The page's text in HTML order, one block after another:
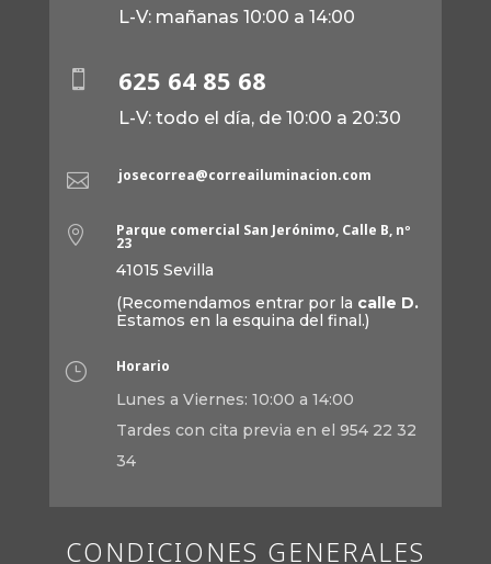
L-V: mañanas 10:00 a 14:00
 625 64 85 68
L-V: todo el día, de 10:00 a 20:30
 josecorrea@correailuminacion.com
 Parque comercial San Jerónimo, Calle B, nº
23
41015 Sevilla
(Recomendamos entrar por la calle D.
Estamos en la esquina del final.)
} Horario
Lunes a Viernes: 10:00 a 14:00
Tardes con cita previa en el 954 22 32
34
CONDICIONES GENERALES